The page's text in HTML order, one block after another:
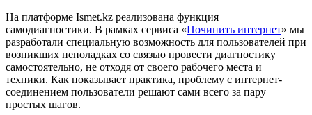
На платформе Ismet.kz реализована функция
самодиагностики. В рамках сервиса «Починить интернет» мы
разработали специальную возможность для пользователей при
возникших неполадках со связью провести диагностику
самостоятельно, не отходя от своего рабочего места и
техники. Как показывает практика, проблему с интернет-
соединением пользователи решают сами всего за пару
простых шагов.